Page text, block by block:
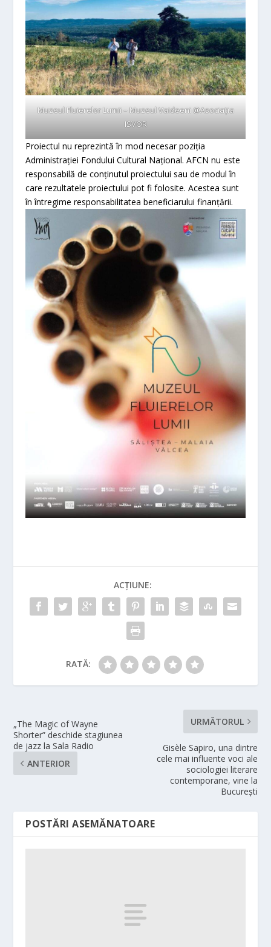
Muzeul Fluierelor Lumii – Muzeul Vaideeni @Asociația
ISVOR
Proiectul nu reprezintă în mod necesar poziția
Administrației Fondului Cultural Național. AFCN nu este
responsabilă de conținutul proiectului sau de modul în
care rezultatele proiectului pot fi folosite. Acestea sunt
în întregime responsabilitatea beneficiarului finanțării.
ACȚIUNE:
RATĂ:
„The Magic of Wayne
Shorter” deschide stagiunea
de jazz la Sala Radio
ANTERIOR
URMĂTORUL
Gisèle Sapiro, una dintre
cele mai influente voci ale
sociologiei literare
contemporane, vine la
București
POSTĂRI ASEMĂNATOARE